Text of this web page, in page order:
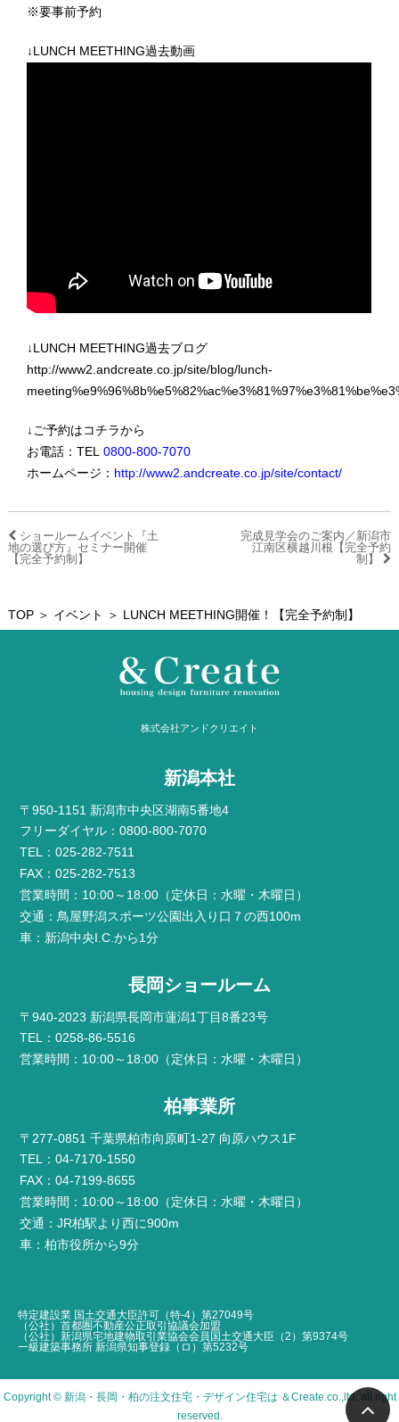
※要事前予約
↓LUNCH MEETHING過去動画
↓LUNCH MEETHING過去ブログ
http://www2.andcreate.co.jp/site/blog/lunch-
↓ご予約はコチラから
お電話：TEL0800-800-7070
ホームページ： http://www2.andcreate.co.jp/site/contact/
ショールームイベント『土
地の選び方』セミナー開催
【完全予約制】
完成見学会のご案内／新潟市
江南区横越川根【完全予約
制】
TOP＞ イベント ＞ LUNCH MEETHING開催！【完全予約制】
株式会社アンドクリエイト
新潟本社
〒950-1151 新潟市中央区湖南5番地4
フリーダイヤル：0800-800-7070
TEL：025-282-7511
FAX：025-282-7513
営業時間：10:00～18:00（定休日：水曜・木曜日）
交通：鳥屋野潟スポーツ公園出入り口７の西100m
車：新潟中央I.C.から1分
長岡ショールーム
〒940-2023 新潟県長岡市蓮潟1丁目8番23号
TEL：0258-86-5516
営業時間：10:00～18:00（定休日：水曜・木曜日）
柏事業所
〒277-0851 千葉県柏市向原町1-27 向原ハウス1F
TEL：04-7170-1550
FAX：04-7199-8655
営業時間：10:00～18:00（定休日：水曜・木曜日）
交通：JR柏駅より西に900m
車：柏市役所から9分
特定建設業 国土交通大臣許可（特-4）第27049号
（公社）首都圏不動産公正取引協議会加盟
（公社）新潟県宅地建物取引業協会会員国土交通大臣（2）第9374号
一級建築事務所 新潟県知事登録（ロ）第5232号
Copyright © 新潟・長岡・柏の注文住宅・デザイン住宅は ＆Create.co.,ltd. all right
reserved.